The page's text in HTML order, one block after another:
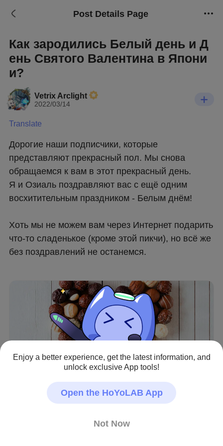
Post Details Page
Как зародились Белый день и Д
ень Святого Валентина в Япони
и?
Vetrix Arclight
2022/03/14
Translate
Дорогие наши подписчики, которые
представляют прекрасный пол. Мы снова
обращаемся к вам в этот прекрасный день.
Я и Озиаль поздравляют вас с ещё одним
восхитительным праздником - Белым днём!
Хоть мы не можем вам через Интернет подарить
что-то сладенькое (кроме этой пикчи), но всё же
без поздравлений не останемся.
Желаем вам успехов и удачи не только в игре,
Enjoy a better experience, get the latest information, and
unlock exclusive App tools!
Open the HoYoLAB App
Not Now